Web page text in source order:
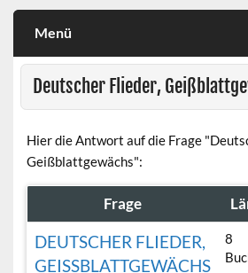
Menü
Deutscher Flieder,
Hier die Antwort auf die Frage
Geißblattgewächs":
Frage
DEUTSCHER FLIEDER,
GEISSBLATTGEWÄCHS
8